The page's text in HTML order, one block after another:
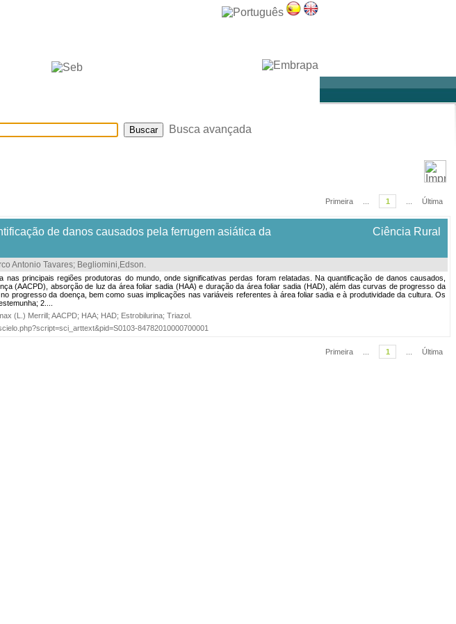
Busca avançada
Primeira 1 Última
de danos causados pela ferrugem asiática da
Ciência Rural
Antonio Tavares; Begliomini,Edson.
principais regiões produtoras do mundo, onde significativas perdas foram relatadas. Na quantificação de danos causados,
(AACPD), absorção de luz da área foliar sadia (HAA) e duração da área foliar sadia (HAD), além das curvas de progresso da
progresso da doença, bem como suas implicações nas variáveis referentes à área foliar sadia e à produtividade da cultura. Os
2....
(L.) Merrill; AACPD; HAA; HAD; Estrobilurina; Triazol
84782010000700001
Primeira 1 Última